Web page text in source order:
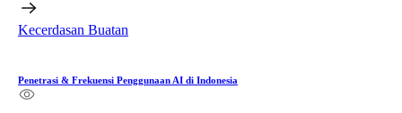
Kecerdasan Buatan
Penetrasi & Frekuensi Penggunaan AI di Indonesia